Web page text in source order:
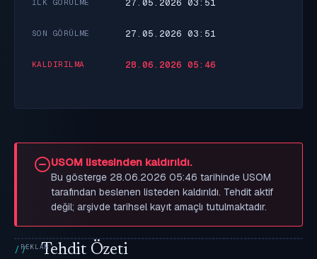
SON GÖRÜLME 27.05.2026 03:51
KALDIRILMA 28.06.2026 05:46
USOM listesinden kaldırıldı.
Bu gösterge 28.06.2026 05:46 tarihinde USOM
tarafından beslenen listeden kaldırıldı. Tehdit aktif
değil; arşivde tarihsel kayıt amaçlı tutulmaktadır.
Tehdit Özeti